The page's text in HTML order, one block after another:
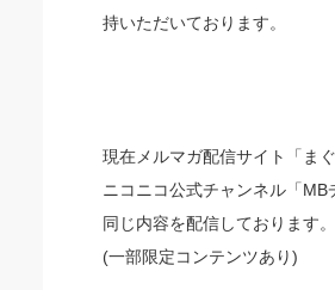
持いただいております。
現在メルマガ配信サイト「ま
ニコニコ公式チャンネル「MB
同じ内容を配信しております。
(一部限定コンテンツあり)